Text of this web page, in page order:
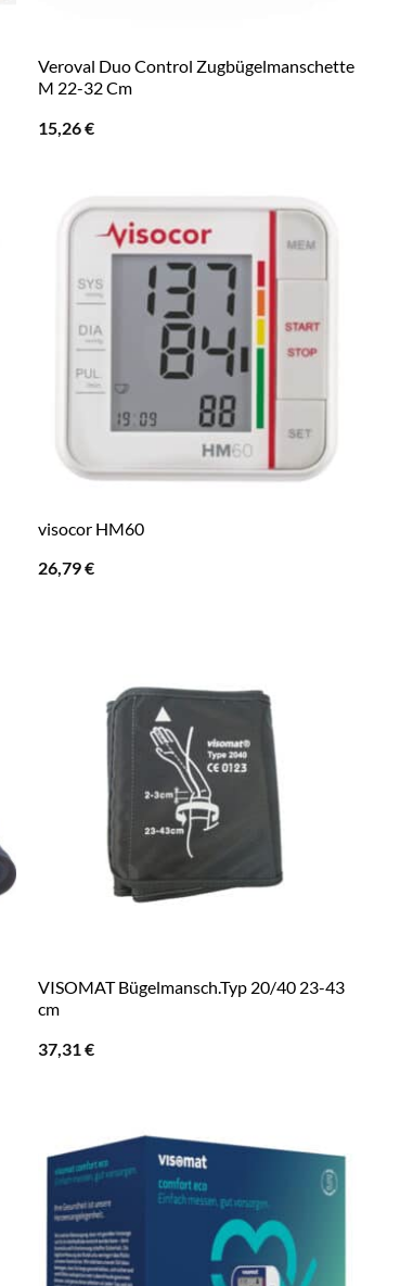
Veroval Duo Control Zugbügelmanschette
M 22-32 Cm
15,26€
visocor HM60
26,79€
VISOMAT Bügelmansch.Typ 20/40 23-43
cm
37,31€